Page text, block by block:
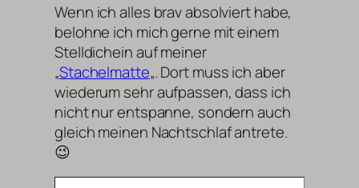
Wenn ich alles brav absolviert habe,
belohne ich mich gerne mit einem
Stelldichein auf meiner
„Stachelmatte„. Dort muss ich aber
wiederum sehr aufpassen, dass ich
nicht nur entspanne, sondern auch
gleich meinen Nachtschlaf antrete.
😉
Gib deine E-Mail-Adresse ein